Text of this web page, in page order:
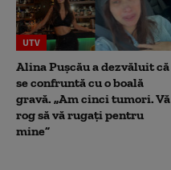
UTV
Alina Pușcău a dezvăluit că
se confruntă cu o boală
gravă. „Am cinci tumori. Vă
rog să vă rugați pentru
mine”